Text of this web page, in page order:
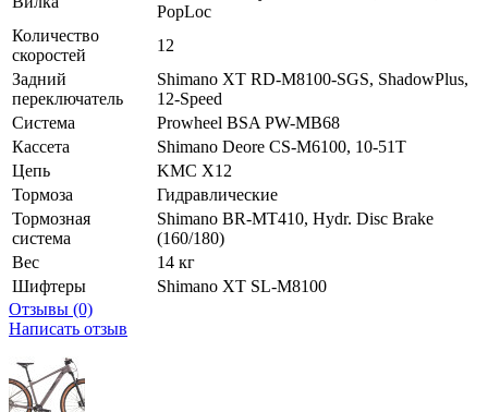
PopLoc
Количество
скоростей
12
Задний
переключатель
Shimano XT RD-M8100-SGS, ShadowPlus,
12-Speed
Система
Prowheel BSA PW-MB68
Кассета
Shimano Deore CS-M6100, 10-51T
Цепь
KMC X12
Тормоза
Гидравлические
Тормозная
система
Shimano BR-MT410, Hydr. Disc Brake
(160/180)
Вес
14 кг
Шифтеры
Shimano XT SL-M8100
Отзывы (0)
Написать отзыв